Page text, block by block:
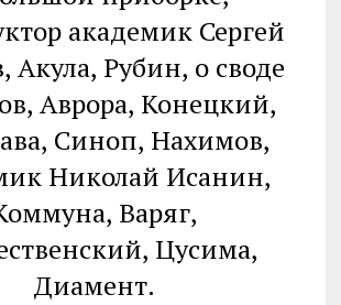
академик Сергей
Акула, Рубин, о своде
Аврора, Конецкий,
Синоп, Нахимов,
Николай Исанин,
Варяг,
Цусима,
Диамент.